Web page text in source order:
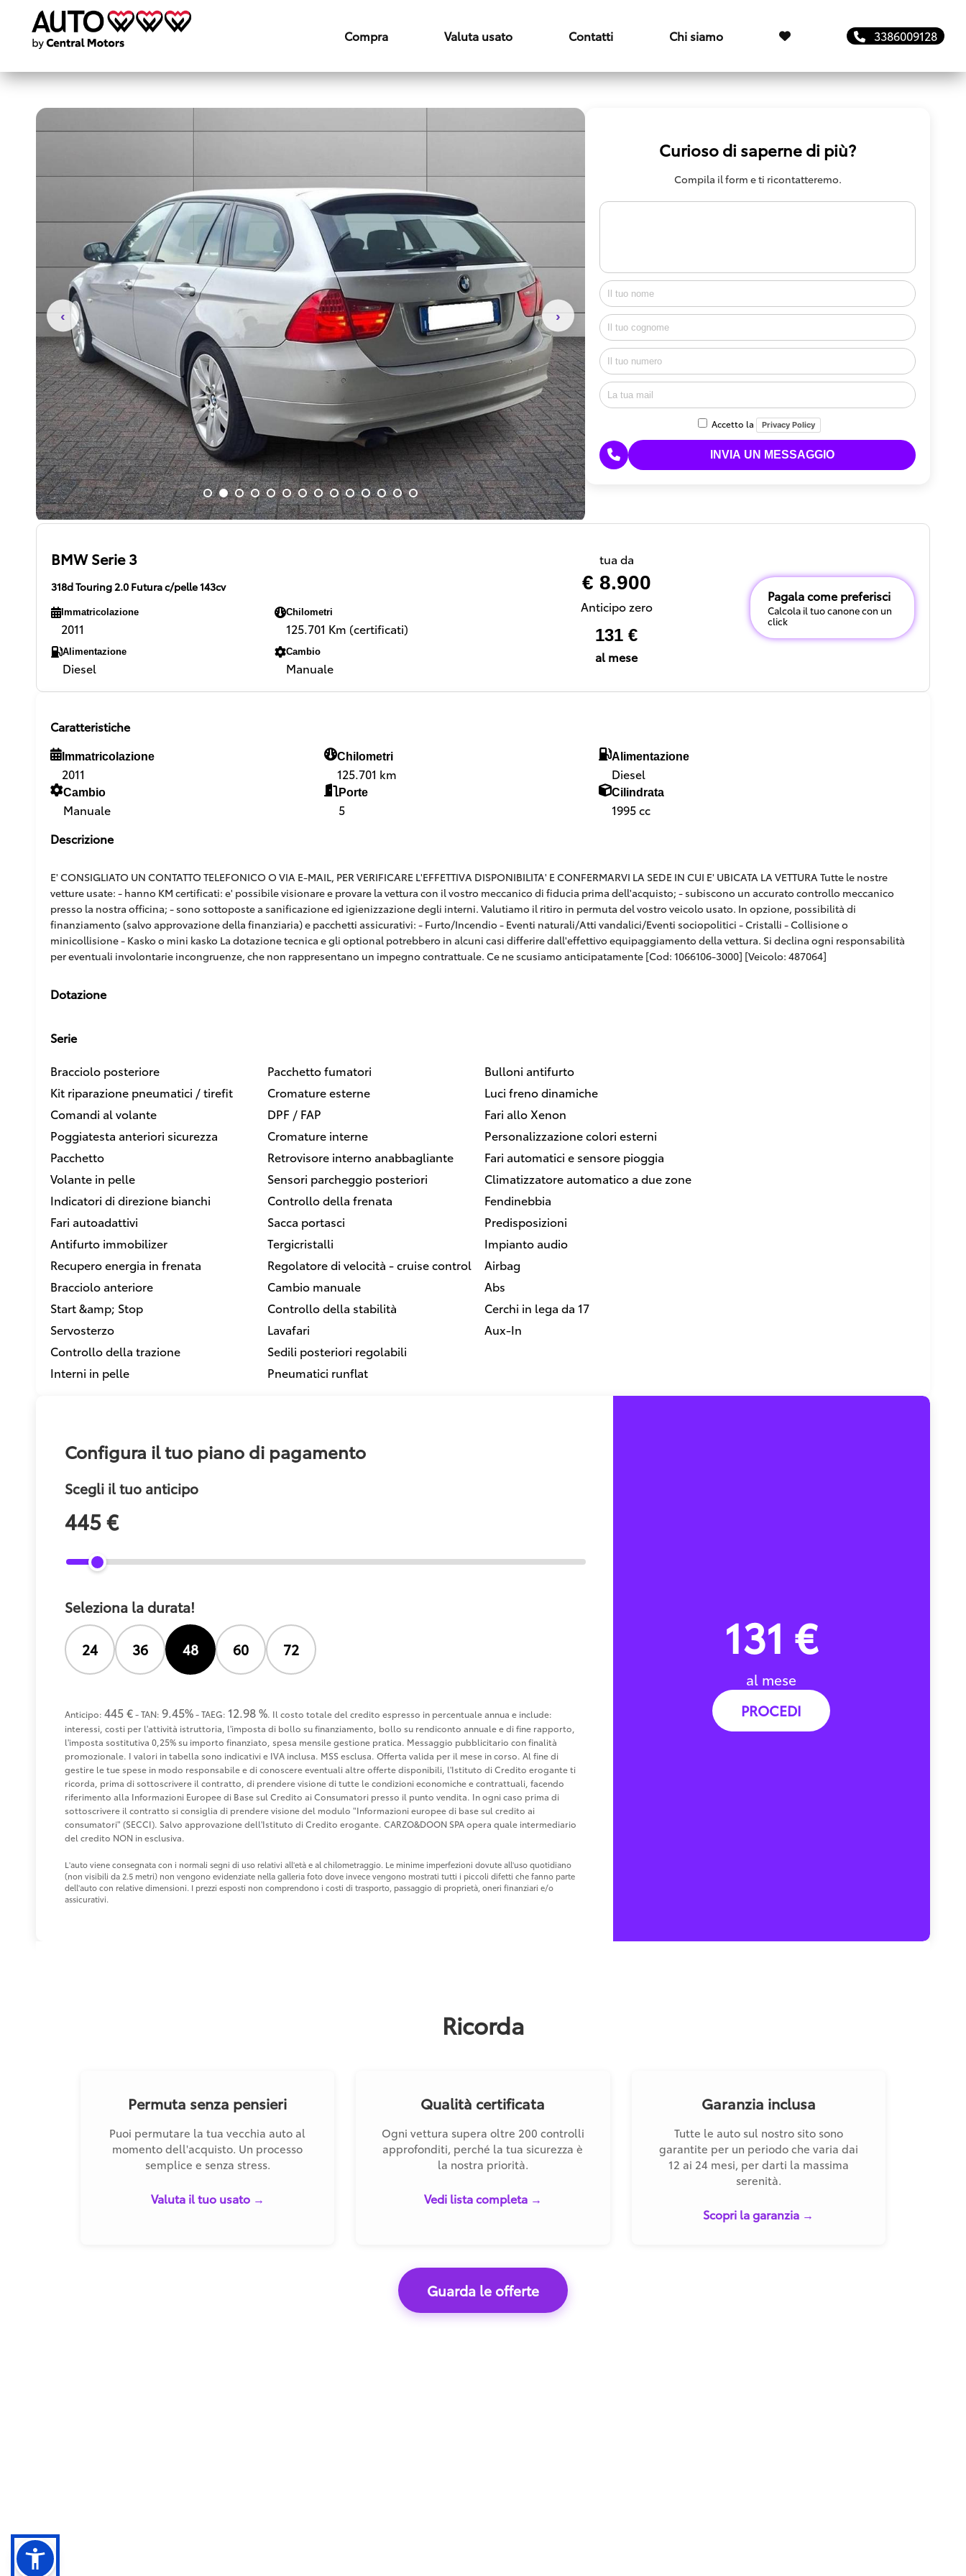
Compra Valuta usato Contatti Chi siamo 3386009128
Curioso di saperne di più?
Compila il form e ti ricontatteremo.
Accetto la Privacy Policy
BMW Serie 3
318d Touring 2.0 Futura c/pelle 143cv
Immatricolazione
2011
Chilometri
125.701 Km (certificati)
Alimentazione
Diesel
Cambio
Manuale
tua da
€ 8.900
Anticipo zero
131 €
al mese
Pagala come preferisci
Calcola il tuo canone con un
click
Caratteristiche
Immatricolazione
2011
Chilometri
125.701 km
Alimentazione
Diesel
Cambio
Manuale
Porte
5
Cilindrata
1995 cc
Descrizione
E' CONSIGLIATO UN CONTATTO TELEFONICO O VIA E-MAIL, PER VERIFICARE L'EFFETTIVA DISPONIBILITA' E CONFERMARVI LA SEDE IN CUI E' UBICATA LA VETTURA Tutte le nostre
vetture usate: - hanno KM certificati: e' possibile visionare e provare la vettura con il vostro meccanico di fiducia prima dell'acquisto; - subiscono un accurato controllo meccanico
presso la nostra officina; - sono sottoposte a sanificazione ed igienizzazione degli interni. Valutiamo il ritiro in permuta del vostro veicolo usato. In opzione, possibilità di
finanziamento (salvo approvazione della finanziaria) e pacchetti assicurativi: - Furto/Incendio - Eventi naturali/Atti vandalici/Eventi sociopolitici - Cristalli - Collisione o
minicollisione - Kasko o mini kasko La dotazione tecnica e gli optional potrebbero in alcuni casi differire dall'effettivo equipaggiamento della vettura. Si declina ogni responsabilità
per eventuali involontarie incongruenze, che non rappresentano un impegno contrattuale. Ce ne scusiamo anticipatamente [Cod: 1066106-3000] [Veicolo: 487064]
Dotazione
Serie
Bracciolo posteriore
Kit riparazione pneumatici / tirefit
Comandi al volante
Poggiatesta anteriori sicurezza
Pacchetto
Volante in pelle
Indicatori di direzione bianchi
Fari autoadattivi
Antifurto immobilizer
Recupero energia in frenata
Bracciolo anteriore
Start &amp; Stop
Servosterzo
Controllo della trazione
Interni in pelle
Pacchetto fumatori
Cromature esterne
DPF / FAP
Cromature interne
Retrovisore interno anabbagliante
Sensori parcheggio posteriori
Controllo della frenata
Sacca portasci
Tergicristalli
Regolatore di velocità - cruise control
Cambio manuale
Controllo della stabilità
Lavafari
Sedili posteriori regolabili
Pneumatici runflat
Bulloni antifurto
Luci freno dinamiche
Fari allo Xenon
Personalizzazione colori esterni
Fari automatici e sensore pioggia
Climatizzatore automatico a due zone
Fendinebbia
Predisposizioni
Impianto audio
Airbag
Abs
Cerchi in lega da 17
Aux-In
Configura il tuo piano di pagamento
Scegli il tuo anticipo
445 €
Seleziona la durata!
24 36 48 60 72
Anticipo: 445 €- TAN: 9.45%- TAEG: 12.98 %. Il costo totale del credito espresso in percentuale annua e include:
interessi, costi per l'attività istruttoria, l'imposta di bollo su finanziamento, bollo su rendiconto annuale e di fine rapporto,
l'imposta sostitutiva 0,25% su importo finanziato, spesa mensile gestione pratica. Messaggio pubblicitario con finalità
promozionale. I valori in tabella sono indicativi e IVA inclusa. MSS esclusa. Offerta valida per il mese in corso. Al fine di
gestire le tue spese in modo responsabile e di conoscere eventuali altre offerte disponibili, l'Istituto di Credito erogante ti
ricorda, prima di sottoscrivere il contratto, di prendere visione di tutte le condizioni economiche e contrattuali, facendo
riferimento alla Informazioni Europee di Base sul Credito ai Consumatori presso il punto vendita. In ogni caso prima di
sottoscrivere il contratto si consiglia di prendere visione del modulo "Informazioni europee di base sul credito ai
consumatori" (SECCI). Salvo approvazione dell'Istituto di Credito erogante. CARZO&DOON SPA opera quale intermediario
del credito NON in esclusiva.
L'auto viene consegnata con i normali segni di uso relativi all'età e al chilometraggio. Le minime imperfezioni dovute all'uso quotidiano
(non visibili da 2.5 metri) non vengono evidenziate nella galleria foto dove invece vengono mostrati tutti i piccoli difetti che fanno parte
dell'auto con relative dimensioni. I prezzi esposti non comprendono i costi di trasporto, passaggio di proprietà, oneri finanziari e/o
assicurativi.
131 €
al mese
PROCEDI
Ricorda
Permuta senza pensieri
Puoi permutare la tua vecchia auto al
momento dell'acquisto. Un processo
semplice e senza stress.
Valuta il tuo usato →
Qualità certificata
Ogni vettura supera oltre 200 controlli
approfonditi, perché la tua sicurezza è
la nostra priorità.
Vedi lista completa →
Garanzia inclusa
Tutte le auto sul nostro sito sono
garantite per un periodo che varia dai
12 ai 24 mesi, per darti la massima
serenità.
Scopri la garanzia →
Guarda le offerte